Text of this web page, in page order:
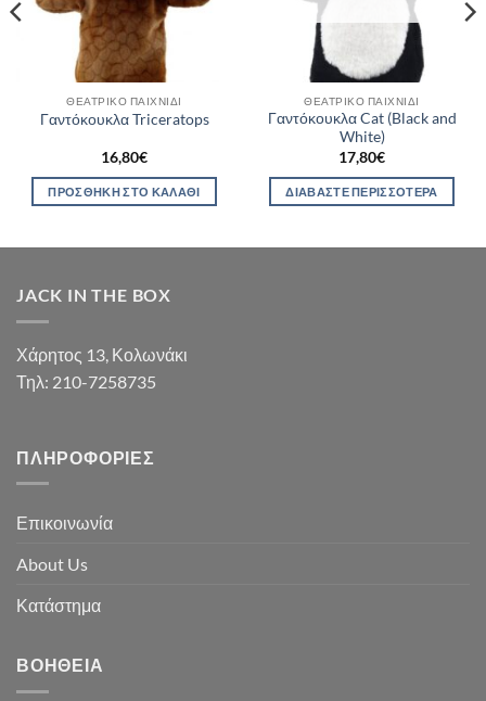
ΘΕΑΤΡΙΚΌ ΠΑΙΧΝΊΔΙ
Γαντόκουκλα Triceratops
16,80€
ΠΡΟΣΘΉΚΗ ΣΤΟ ΚΑΛΆΘΙ
ΘΕΑΤΡΙΚΌ ΠΑΙΧΝΊΔΙ
Γαντόκουκλα Cat (Black and
White)
17,80€
ΔΙΑΒΆΣΤΕ ΠΕΡΙΣΣΌΤΕΡΑ
JACK IN THE BOX
Χάρητος 13, Κολωνάκι
Τηλ: 210-7258735
ΠΛΗΡΟΦΟΡΊΕΣ
Επικοινωνία
About Us
Κατάστημα
ΒΟΉΘΕΙΑ